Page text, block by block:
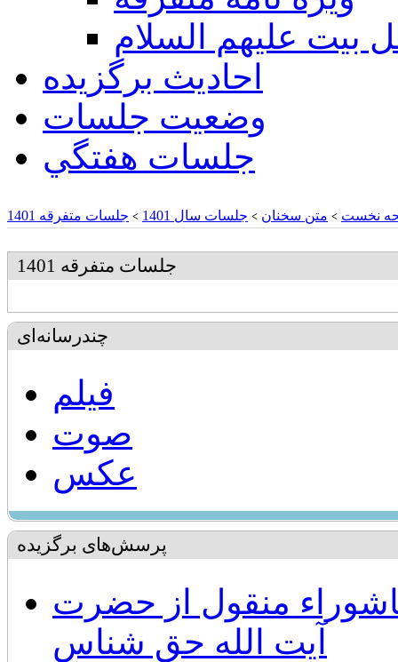
بيت عليهم السلام
احادیث برگزیده
وضعیت جلسات
جلسات هفتگي
نخست > متن سخنان > جلسات سال 1401 > جلسات متفرقه 1401
جلسات متفرقه 1401
چندرسانه‌ای
فیلم
صوت
عکس
پرسش‌های برگزیده
منقول از حضرت
آيت الله حق شناس